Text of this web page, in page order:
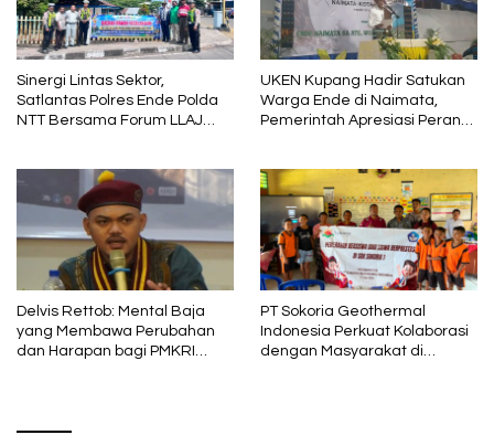
Sinergi Lintas Sektor,
Satlantas Polres Ende Polda
NTT Bersama Forum LLAJ
UKEN Kupang Hadir Satukan
Warga Ende di Naimata,
Pemerintah Apresiasi Peran
Delvis Rettob: Mental Baja
yang Membawa Perubahan
dan Harapan bagi PMKRI
PT Sokoria Geothermal
Indonesia Perkuat Kolaborasi
dengan Masyarakat di